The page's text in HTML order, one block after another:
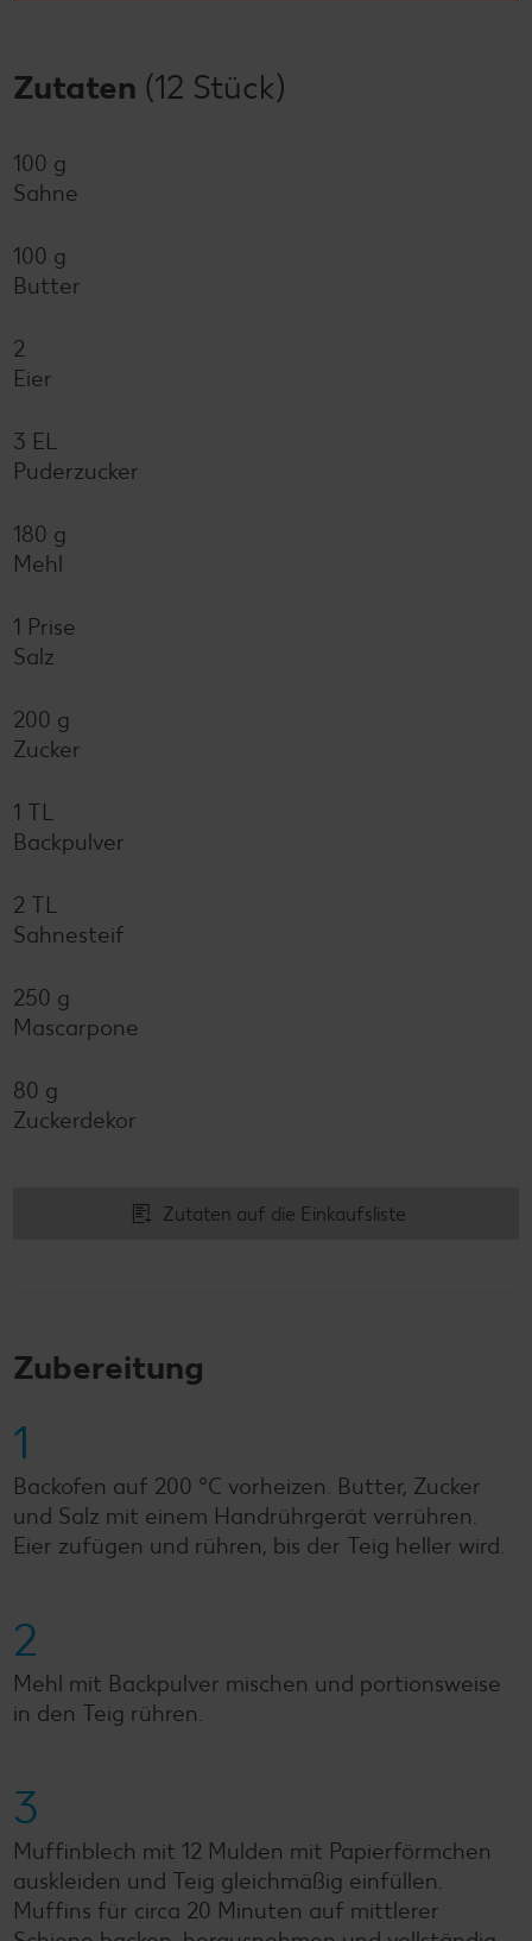
Zutaten (12 Stück)
100 g
Sahne
100 g
Butter
2
Eier
3 EL
Puderzucker
180 g
Mehl
1 Prise
Salz
200 g
Zucker
1 TL
Backpulver
2 TL
Sahnesteif
250 g
Mascarpone
80 g
Zuckerdekor
Zutaten auf die Einkaufsliste
Zubereitung
1
Backofen auf 200 °C vorheizen. Butter, Zucker
und Salz mit einem Handrührgerät verrühren.
Eier zufügen und rühren, bis der Teig heller wird.
2
Mehl mit Backpulver mischen und portionsweise
in den Teig rühren.
3
Muffinblech mit 12 Mulden mit Papierförmchen
auskleiden und Teig gleichmäßig einfüllen.
Muffins für circa 20 Minuten auf mittlerer